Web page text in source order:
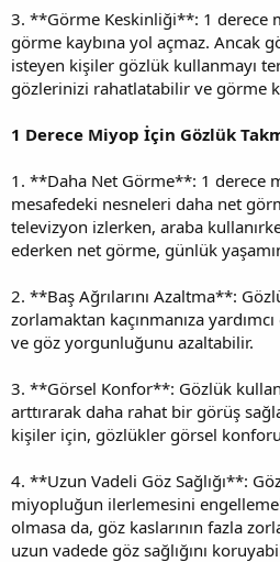
3. **Görme Keskinliği**: 1 derece
görme kaybına yol açmaz. Ancak
isteyen kişiler gözlük kullanmayı
gözlerinizi rahatlatabilir ve görme
1 Derece Miyop İçin Gözlük
1. **Daha Net Görme**: 1 derece
mesafedeki nesneleri daha net
televizyon izlerken, araba
ederken net görme, günlük
2. **Baş Ağrılarını Azaltma**:
zorlamaktan kaçınmanıza
ve göz yorgunluğunu azaltabilir.
3. **Görsel Konfor**: Gözlük
arttırarak daha rahat bir görüş
kişiler için, gözlükler görsel
4. **Uzun Vadeli Göz Sağlığı**:
miyopluğun ilerlemesini
olmasa da, göz kaslarının fazla
uzun vadede göz sağlığını